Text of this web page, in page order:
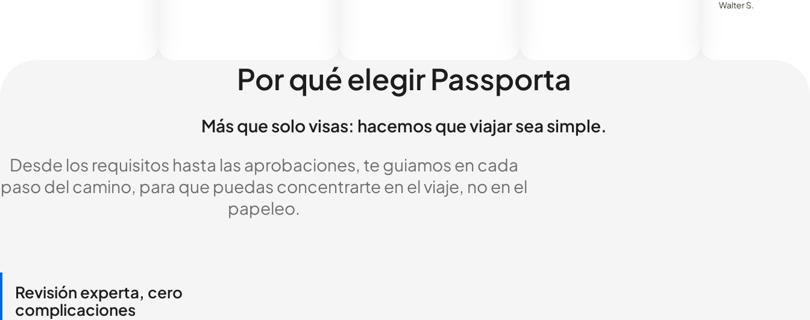
Por qué elegir Passporta
Más que solo visas: hacemos que viajar sea simple.
Desde los requisitos hasta las aprobaciones, te guiamos en cada
paso del camino, para que puedas concentrarte en el viaje, no en el
papeleo.
Revisión experta, cero
complicaciones